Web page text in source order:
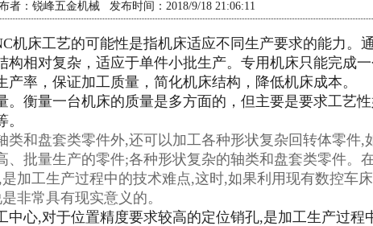
者：锐峰五金机械 发布时间：2018/9/18 21:06:11
床工艺的可能性是指机床适应不同生产要求的能力。
相对复杂，适应于单件小批生产。专用机床只能完成
率，保证加工质量，简化机床结构，降低机床成本。
量一台机床的质量是多方面的，但主要是要求工艺
和盘套类零件外,还可以加工各种形状复杂回转体零件,
批量生产的零件;各种形状复杂的轴类和盘套类零件。
加工生产过程中的技术难点,这时,如果利用现有数控车
非常具有现实意义的。
,对于位置精度要求较高的定位销孔,是加工生产过程